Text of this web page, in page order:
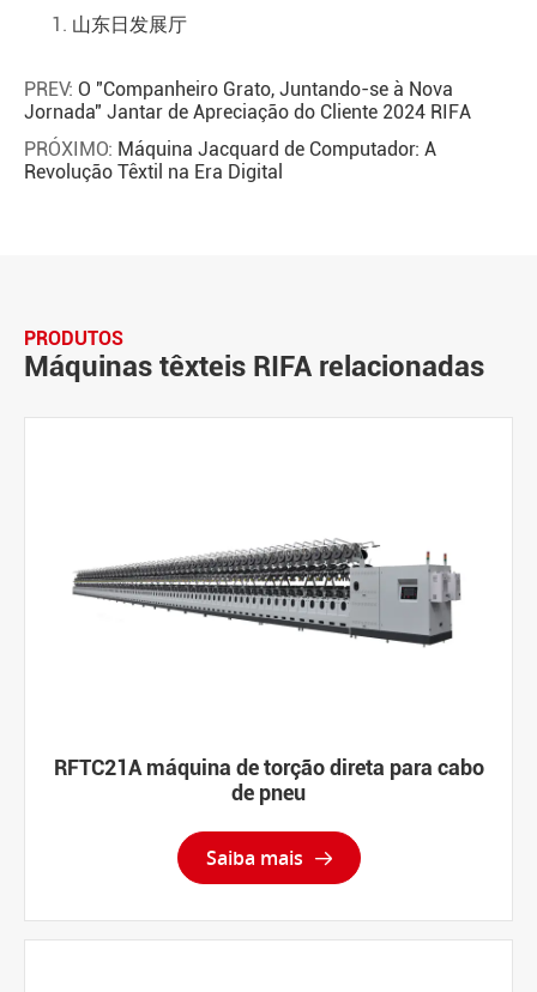
山东日发展厅
PREV: O "Companheiro Grato, Juntando-se à Nova
Jornada" Jantar de Apreciação do Cliente 2024 RIFA
PRÓXIMO: Máquina Jacquard de Computador: A
Revolução Têxtil na Era Digital
PRODUTOS
Máquinas têxteis RIFA relacionadas
RFTC21A máquina de torção direta para cabo
de pneu
Saiba mais 